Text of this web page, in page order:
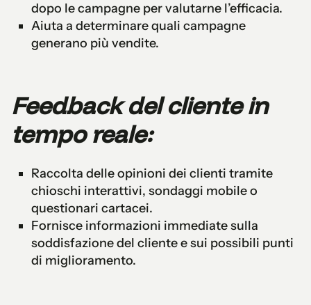
dopo le campagne per valutarne l’efficacia.
Aiuta a determinare quali campagne
generano più vendite.
Feedback del cliente in
tempo reale:
Raccolta delle opinioni dei clienti tramite
chioschi interattivi, sondaggi mobile o
questionari cartacei.
Fornisce informazioni immediate sulla
soddisfazione del cliente e sui possibili punti
di miglioramento.